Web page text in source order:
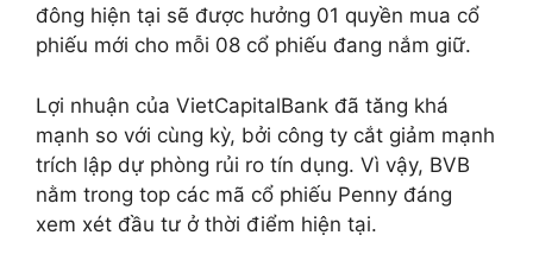
đông hiện tại sẽ được hưởng 01 quyền mua cổ
phiếu mới cho mỗi 08 cổ phiếu đang nắm giữ.
Lợi nhuận của VietCapitalBank đã tăng khá
mạnh so với cùng kỳ, bởi công ty cắt giảm mạnh
trích lập dự phòng rủi ro tín dụng. Vì vậy, BVB
nằm trong top các mã cổ phiếu Penny đáng
xem xét đầu tư ở thời điểm hiện tại.